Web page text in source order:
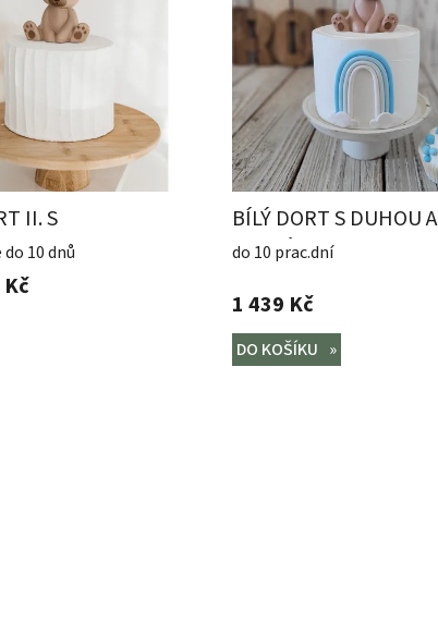
II. S
10 dnů
BÍLÝ DORT S DUHOU A
MEDVÍDKEM
do 10 prac.dní
1 439 Kč
DO KOŠÍKU